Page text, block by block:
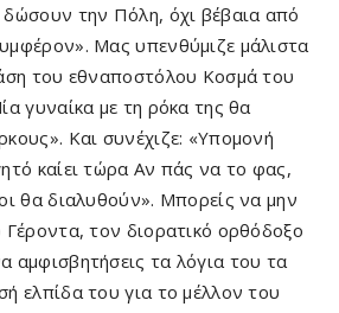
την Πόλη, όχι βέβαια από
Μας υπενθύμιζε μάλιστα
του εθναποστόλου Κοσμά του
γυναίκα με τη ρόκα της θα
Και συνέχιζε: «Υπομονή
καίει τώρα Αν πάς να το φας,
θα διαλυθούν». Μπορείς να μην
Γέροντα, τον διορατικό ορθόδοξο
αμφισβητήσεις τα λόγια του τα
ελπίδα του για το μέλλον του